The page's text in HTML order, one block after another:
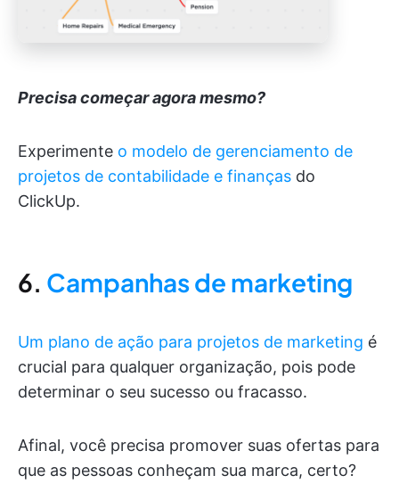
Precisa começar agora mesmo?
Experimente o modelo de gerenciamento de
projetos de contabilidade e finanças do
ClickUp.
6. Campanhas de marketing
Um plano de ação para projetos de marketing é
crucial para qualquer organização, pois pode
determinar o seu sucesso ou fracasso.
Afinal, você precisa promover suas ofertas para
que as pessoas conheçam sua marca, certo?